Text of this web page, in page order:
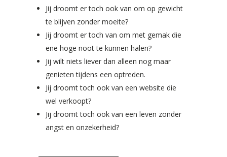
Jij droomt er toch ook van om op gewicht
te blijven zonder moeite?
Jij droomt er toch van om met gemak die
ene hoge noot te kunnen halen?
Jij wilt niets liever dan alleen nog maar
genieten tijdens een optreden.
Jij droomt toch ook van een website die
wel verkoopt?
Jij droomt toch ook van een leven zonder
angst en onzekerheid?